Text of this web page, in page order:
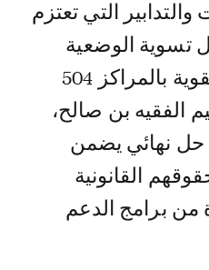
التي تعتزم
تسوية الوضعية
العقارية للأراضي السقوية بالمراكز 504
لإقليم الفقيه بن صالح،
حل نهائي يضمن
القانونية
من برامج الدعم